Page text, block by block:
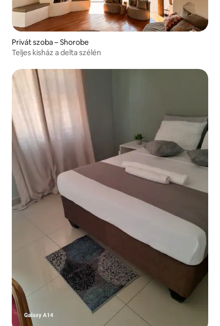
Privát szoba – Shorobe
Teljes kisház a delta szélén